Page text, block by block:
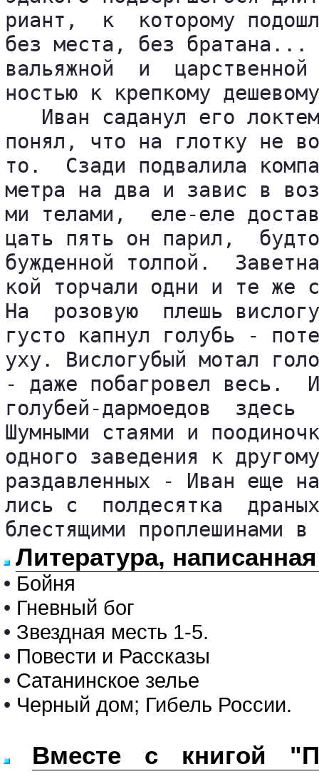
риант,  к  которому
без места, без братана...
вальяжной  и
ностью к крепкому
Иван саданул его
понял, что на глотку не
то.  Сзади подвалила
метра на два и завис в
ми телами,  еле-еле
цать пять он парил,
бужденной толпой.
кой торчали одни и те же
На  розовую  плешь
густо капнул голубь -
уху. Вислогубый мотал
- даже побагровел весь.
голубей-дармоедов
Шумными стаями и
одного заведения к
раздавленных - Иван еще
лись с  полдесятка
блестящими проплешинами
Литература,
• Бойня
• Гневный бог
• Звездная месть 1-5.
• Повести и Рассказы
• Сатанинское зелье
• Черный дом; Гибель России.
Вместе с книгой